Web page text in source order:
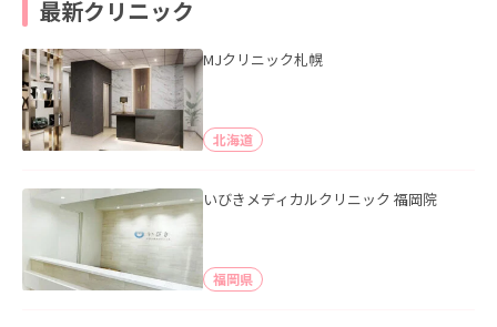
最新クリニック
MJクリニック札幌
北海道
いびきメディカルクリニック 福岡院
福岡県